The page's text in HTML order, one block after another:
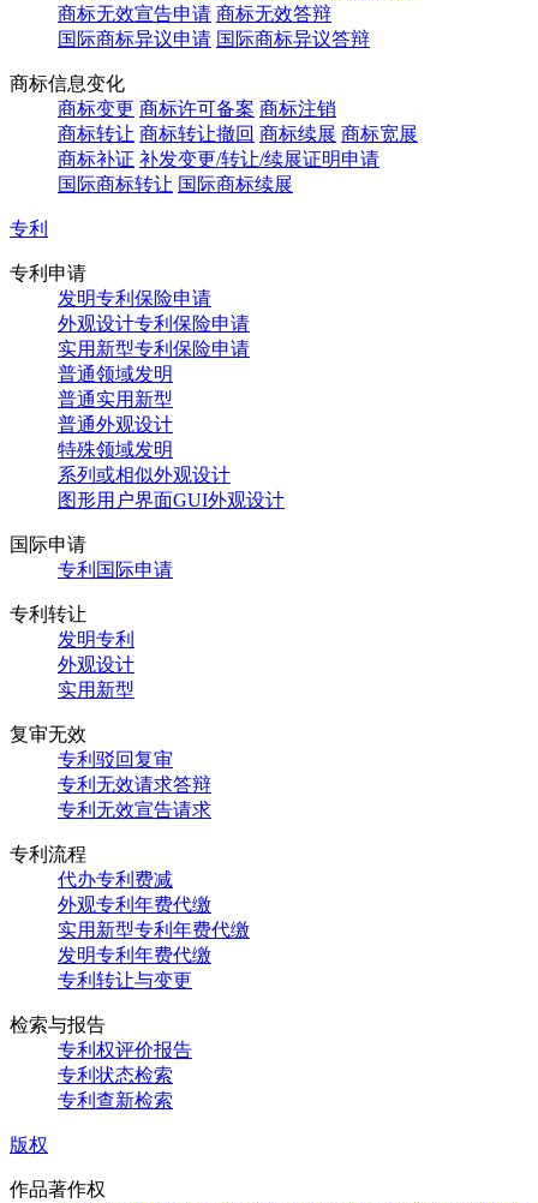
商标无效宣告申请 商标无效答辩
国际商标异议申请 国际商标异议答辩
商标信息变化
商标变更 商标许可备案 商标注销
商标转让 商标转让撤回 商标续展 商标宽展
商标补证 补发变更/转让/续展证明申请
国际商标转让 国际商标续展
专利
专利申请
发明专利保险申请
外观设计专利保险申请
实用新型专利保险申请
普通领域发明
普通实用新型
普通外观设计
特殊领域发明
系列或相似外观设计
图形用户界面GUI外观设计
国际申请
专利国际申请
专利转让
发明专利
外观设计
实用新型
复审无效
专利驳回复审
专利无效请求答辩
专利无效宣告请求
专利流程
代办专利费减
外观专利年费代缴
实用新型专利年费代缴
发明专利年费代缴
专利转让与变更
检索与报告
专利权评价报告
专利状态检索
专利查新检索
版权
作品著作权